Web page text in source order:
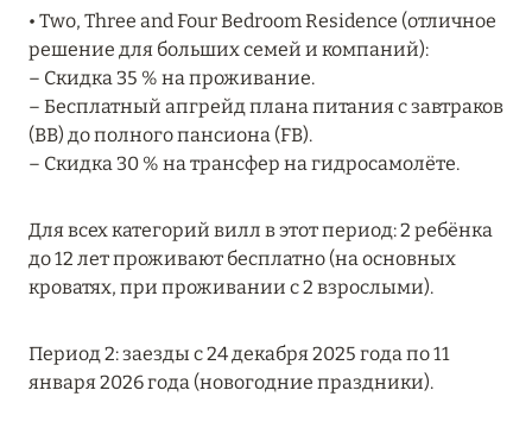
04 апреля 2025
ATLANTIS THE PALM: НОВЫЙ ПАКЕТ
НАПИТКОВ ДЛЯ HB И FB
Подробнее
13 февраля 2025
MANDARIN ORIENTAL JUMEIRA, DUBAI:
СКИДКИ ДО 30 % ОТ СУММЫ КОНТРАКТА НА
Подробнее
• Two, Three and Four Bedroom Residence (отличное
решение для больших семей и компаний):
– Скидка 35 % на проживание.
– Бесплатный апгрейд плана питания с завтраков
(BB) до полного пансиона (FB).
– Скидка 30 % на трансфер на гидросамолёте.
Для всех категорий вилл в этот период: 2 ребёнка
до 12 лет проживают бесплатно (на основных
кроватях, при проживании с 2 взрослыми).
Период 2: заезды с 24 декабря 2025 года по 11
января 2026 года (новогодние праздники).